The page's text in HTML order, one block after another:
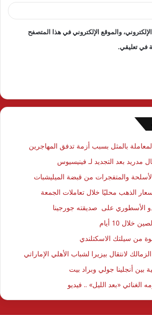
والموقع الإلكتروني في هذا المتصفح
في تعليقي.
بالمعاملة بالمثل بسبب أزمة تدفق المهاجرين
مدريد بعد التجديد لـ فينيسيوس
والمتفجرات من قبضة الميليشبات
الذهب محليًا خلال تعاملات الجمعة
الأسطوري على صديقته جورجينا
10 أيام
من سيلتك الاسكتلندي
لانتقال بيزيرا لشباب الأهلي الإماراتي
بين أنجلينا جولي وبراد بيت
الغنائي «بعد الليل» .. فيديو